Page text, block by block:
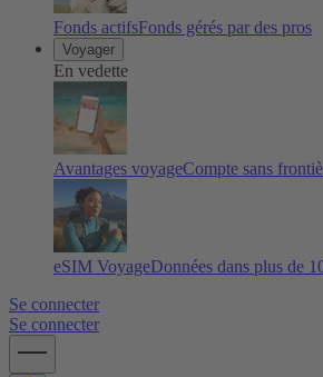
Fonds actifsFonds gérés par des pros
Voyager
En vedette
Avantages voyageCompte sans
eSIM VoyageDonnées dans plus de
Se connecter
Se connecter